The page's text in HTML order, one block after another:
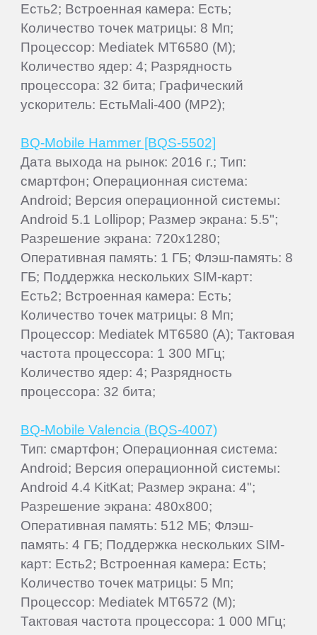
Есть2; Встроенная камера: Есть;
Количество точек матрицы: 8 Мп;
Процессор: Mediatek MT6580 (M);
Количество ядер: 4; Разрядность
процессора: 32 бита; Графический
ускоритель: ЕстьMali-400 (MP2);
BQ-Mobile Hammer [BQS-5502]
Дата выхода на рынок: 2016 г.; Тип:
смартфон; Операционная система:
Android; Версия операционной системы:
Android 5.1 Lollipop; Размер экрана: 5.5";
Разрешение экрана: 720x1280;
Оперативная память: 1 ГБ; Флэш-память: 8
ГБ; Поддержка нескольких SIM-карт:
Есть2; Встроенная камера: Есть;
Количество точек матрицы: 8 Мп;
Процессор: Mediatek MT6580 (A); Тактовая
частота процессора: 1 300 МГц;
Количество ядер: 4; Разрядность
процессора: 32 бита;
BQ-Mobile Valencia (BQS-4007)
Тип: смартфон; Операционная система:
Android; Версия операционной системы:
Android 4.4 KitKat; Размер экрана: 4";
Разрешение экрана: 480x800;
Оперативная память: 512 МБ; Флэш-
память: 4 ГБ; Поддержка нескольких SIM-
карт: Есть2; Встроенная камера: Есть;
Количество точек матрицы: 5 Мп;
Процессор: Mediatek MT6572 (M);
Тактовая частота процессора: 1 000 МГц;